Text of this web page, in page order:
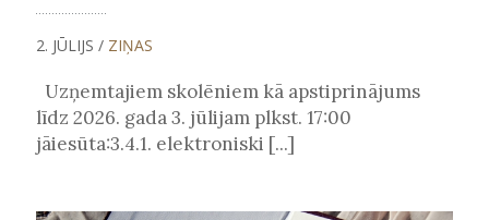
2. JŪLIJS / ZIŅAS
Uzņemtajiem skolēniem kā apstiprinājums
līdz 2026. gada 3. jūlijam plkst. 17:00
jāiesūta:3.4.1. elektroniski [...]